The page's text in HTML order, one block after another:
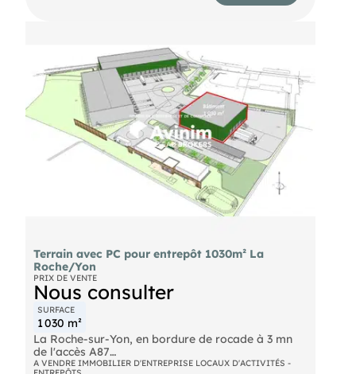
Terrain avec PC pour entrepôt 1030m² La
Roche/Yon
PRIX DE VENTE
Nous consulter
SURFACE
1 030 m²
La Roche-sur-Yon, en bordure de rocade à 3 mn
de l'accès A87
Emprise foncière d'environ 4 000 à 5 000 m²
A VENDRE IMMOBILIER D'ENTREPRISE LOCAUX D'ACTIVITÉS -